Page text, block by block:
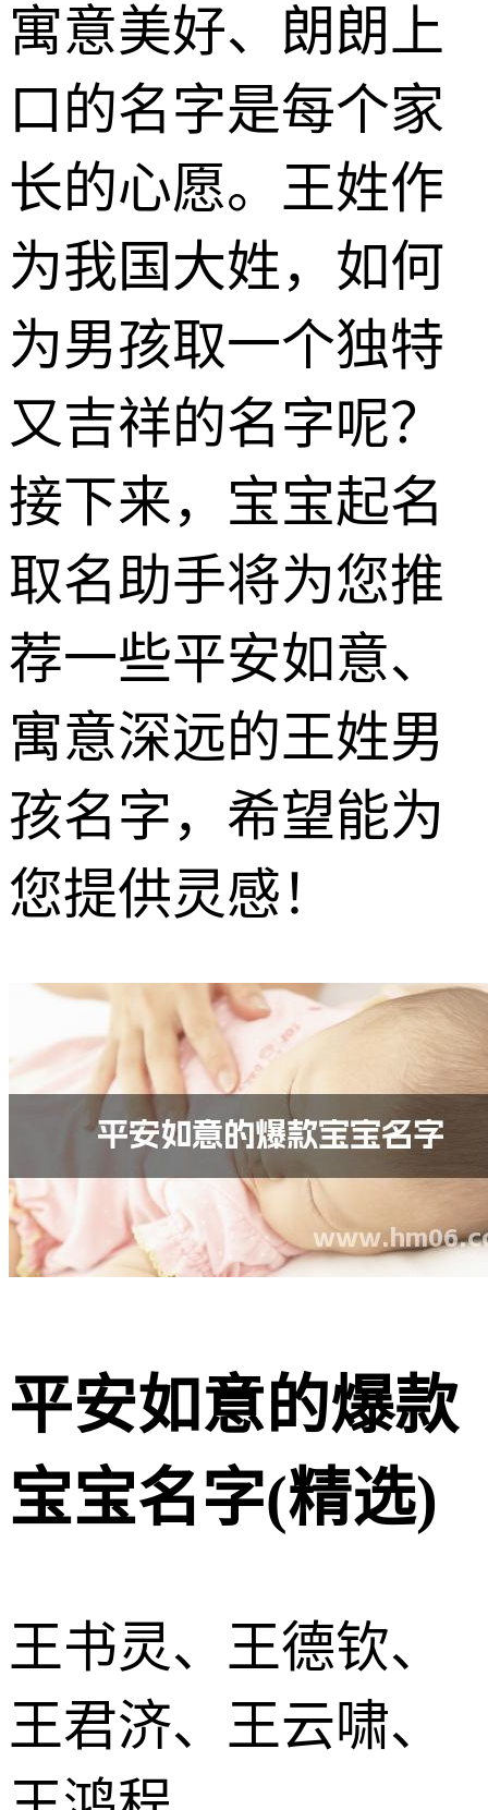
寓意美好、朗朗上
口的名字是每个家
长的心愿。王姓作
为我国大姓，如何
为男孩取一个独特
又吉祥的名字呢？
接下来，宝宝起名
取名助手将为您推
荐一些平安如意、
寓意深远的王姓男
孩名字，希望能为
您提供灵感！
平安如意的爆款
宝宝名字(精选)
王书灵、王德钦、
王君济、王云啸、